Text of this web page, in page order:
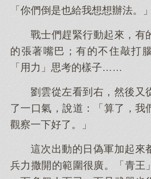
「你們倒是也給我想想辦法。」
戰士們趕緊行動起來，有
的張著嘴巴；有的不住敲打
「用力」思考的樣子……
劉雲從左看到右，然後又
了一口氣，說道：「算了，我
觀察一下好了。」
這次出動的日偽軍加起來
兵力撒開的範圍很廣。「青王